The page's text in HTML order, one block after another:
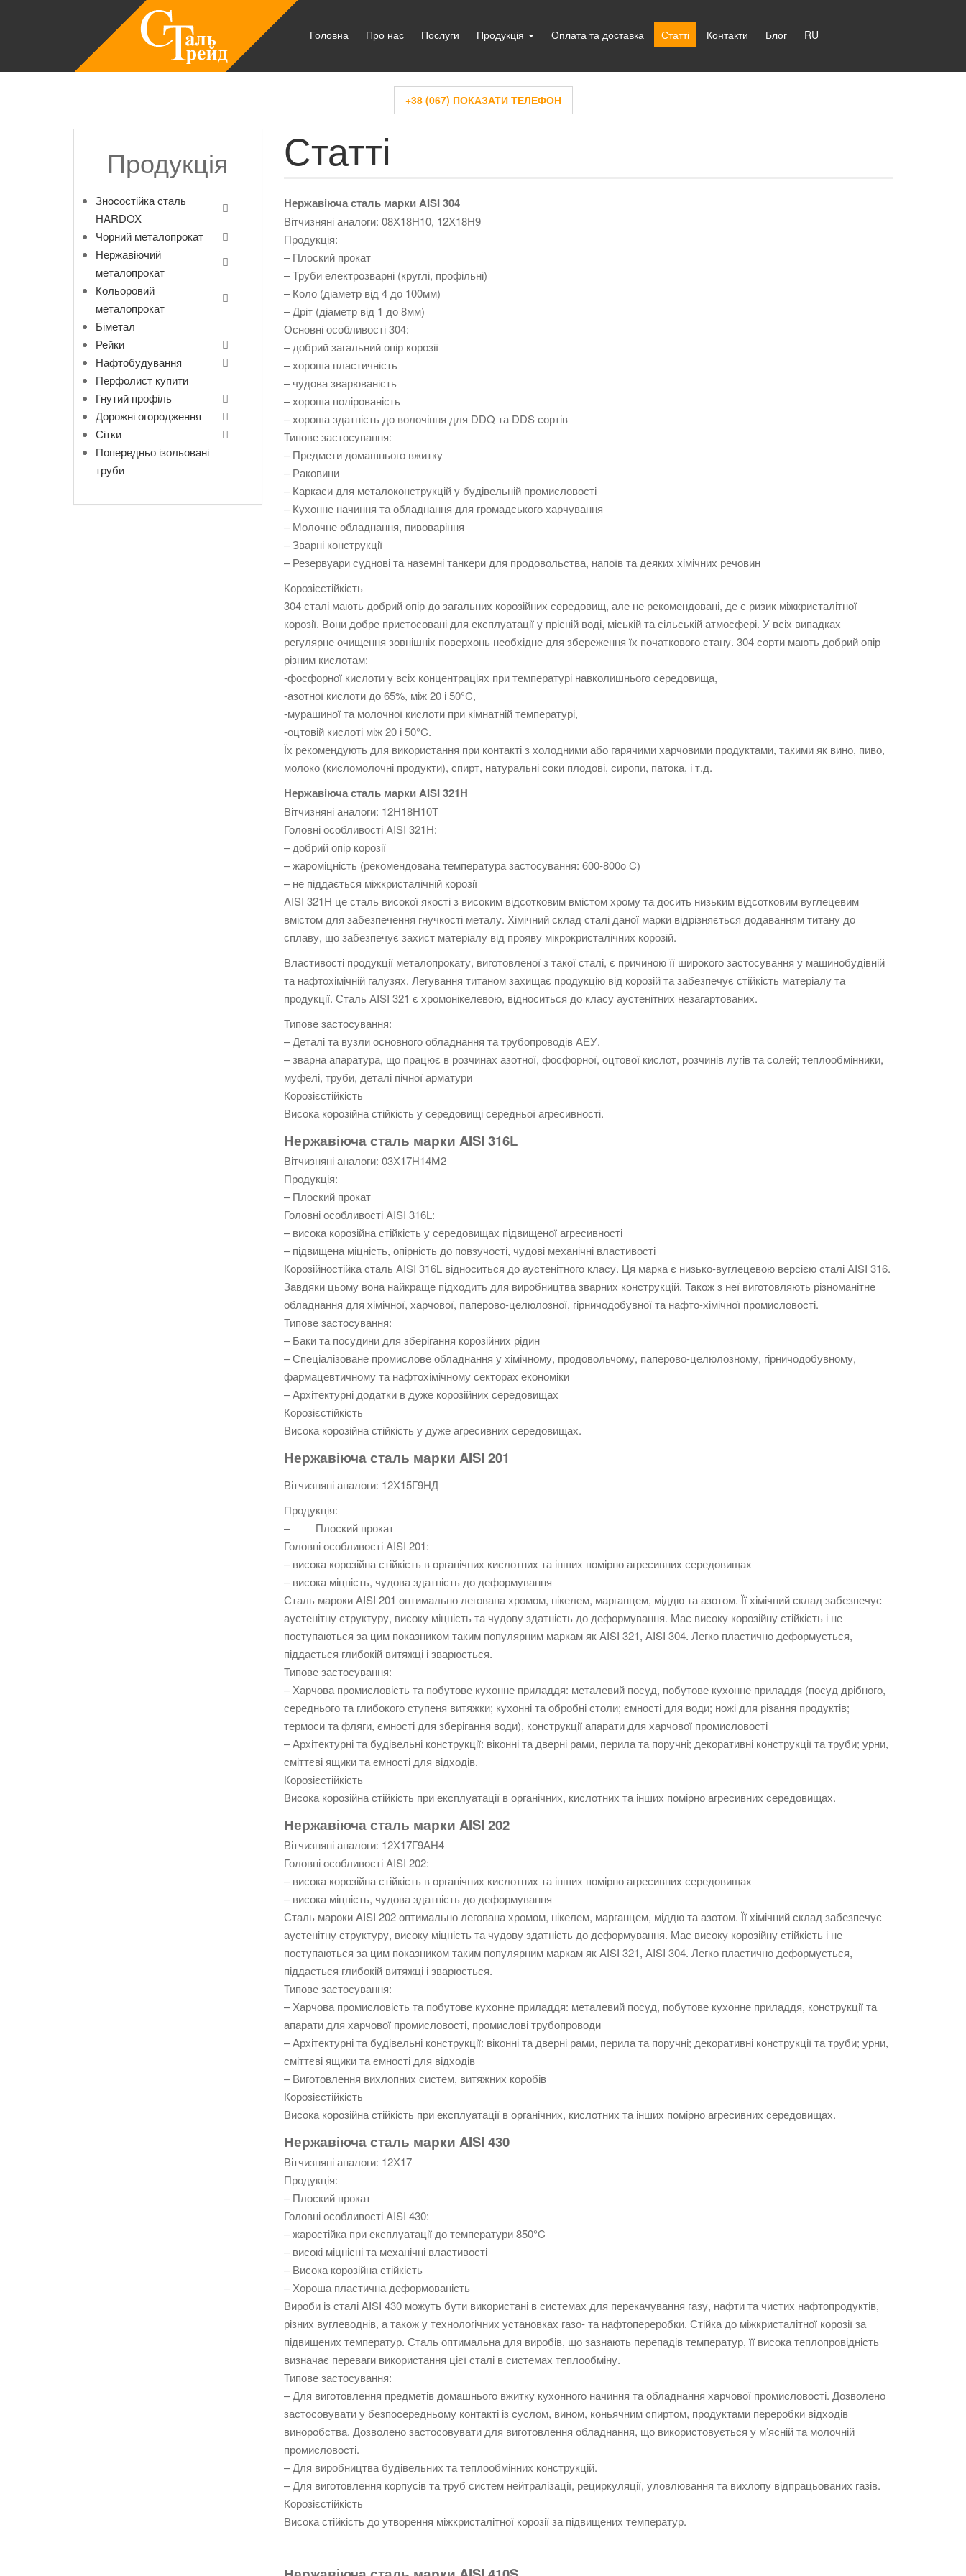
Головна Про нас Послуги Продукція Оплата та доставка Статті Контакти Блог RU
+38 (067) ПОКАЗАТИ ТЕЛЕФОН
Статті
Нержавіюча сталь марки AISI 304
Вітчизняні аналоги: 08Х18Н10, 12Х18Н9
Продукція:
– Плоский прокат
– Труби електрозварні (круглі, профільні)
– Коло (діаметр від 4 до 100мм)
– Дріт (діаметр від 1 до 8мм)
Основні особливості 304:
– добрий загальний опір корозії
– хороша пластичність
– чудова зварюваність
– хороша полірованість
– хороша здатність до волочіння для DDQ та DDS сортів
Типове застосування:
– Предмети домашнього вжитку
– Раковини
– Каркаси для металоконструкцій у будівельній промисловості
– Кухонне начиння та обладнання для громадського харчування
– Молочне обладнання, пивоваріння
– Зварні конструкції
– Резервуари суднові та наземні танкери для продовольства, напоїв та деяких хімічних речовин
Корозієстійкість
304 сталі мають добрий опір до загальних корозійних середовищ, але не рекомендовані, де є ризик міжкристалітної
корозії. Вони добре пристосовані для експлуатації у прісній воді, міській та сільській атмосфері. У всіх випадках
регулярне очищення зовнішніх поверхонь необхідне для збереження їх початкового стану. 304 сорти мають добрий опір
різним кислотам:
-фосфорної кислоти у всіх концентраціях при температурі навколишнього середовища,
-азотної кислоти до 65%, між 20 і 50°C,
-мурашиної та молочної кислоти при кімнатній температурі,
-оцтовій кислоті між 20 і 50°C.
Їх рекомендують для використання при контакті з холодними або гарячими харчовими продуктами, такими як вино, пиво,
молоко (кисломолочні продукти), спирт, натуральні соки плодові, сиропи, патока, і т.д.
Нержавіюча сталь марки AISI 321H
Вітчизняні аналоги: 12H18H10T
Головні особливості AISI 321H:
– добрий опір корозії
– жароміцність (рекомендована температура застосування: 600-800o C)
– не піддається міжкристалічній корозії
AISI 321H це сталь високої якості з високим відсотковим вмістом хрому та досить низьким відсотковим вуглецевим
вмістом для забезпечення гнучкості металу. Хімічний склад сталі даної марки відрізняється додаванням титану до
сплаву, що забезпечує захист матеріалу від прояву мікрокристалічних корозій.
Властивості продукції металопрокату, виготовленої з такої сталі, є причиною її широкого застосування у машинобудівній
та нафтохімічній галузях. Легування титаном захищає продукцію від корозій та забезпечує стійкість матеріалу та
продукції. Сталь AISI 321 є хромонікелевою, відноситься до класу аустенітних незагартованих.
Типове застосування:
– Деталі та вузли основного обладнання та трубопроводів АЕУ.
– зварна апаратура, що працює в розчинах азотної, фосфорної, оцтової кислот, розчинів лугів та солей; теплообмінники,
муфелі, труби, деталі пічної арматури
Корозієстійкість
Висока корозійна стійкість у середовищі середньої агресивності.
Нержавіюча сталь марки AISI 316L
Вітчизняні аналоги: 03Х17Н14М2
Продукція:
– Плоский прокат
Головні особливості AISI 316L:
– висока корозійна стійкість у середовищах підвищеної агресивності
– підвищена міцність, опірність до повзучості, чудові механічні властивості
Корозійностійка сталь AISI 316L відноситься до аустенітного класу. Ця марка є низько-вуглецевою версією сталі AISI 316.
Завдяки цьому вона найкраще підходить для виробництва зварних конструкцій. Також з неї виготовляють різноманітне
обладнання для хімічної, харчової, паперово-целюлозної, гірничодобувної та нафто-хімічної промисловості.
Типове застосування:
– Баки та посудини для зберігання корозійних рідин
– Спеціалізоване промислове обладнання у хімічному, продовольчому, паперово-целюлозному, гірничодобувному,
фармацевтичному та нафтохімічному секторах економіки
– Архітектурні додатки в дуже корозійних середовищах
Корозієстійкість
Висока корозійна стійкість у дуже агресивних середовищах.
Нержавіюча сталь марки AISI 201
Вітчизняні аналоги: 12Х15Г9НД
Продукція:
– Плоский прокат
Головні особливості AISI 201:
– висока корозійна стійкість в органічних кислотних та інших помірно агресивних середовищах
– висока міцність, чудова здатність до деформування
Сталь мароки AISI 201 оптимально легована хромом, нікелем, марганцем, міддю та азотом. Її хімічний склад забезпечує
аустенітну структуру, високу міцність та чудову здатність до деформування. Має високу корозійну стійкість і не
поступаються за цим показником таким популярним маркам як AISI 321, AISI 304. Легко пластично деформується,
піддається глибокій витяжці і зварюється.
Типове застосування:
– Харчова промисловість та побутове кухонне приладдя: металевий посуд, побутове кухонне приладдя (посуд дрібного,
середнього та глибокого ступеня витяжки; кухонні та обробні столи; ємності для води; ножі для різання продуктів;
термоси та фляги, ємності для зберігання води), конструкції апарати для харчової промисловості
– Архітектурні та будівельні конструкції: віконні та дверні рами, перила та поручні; декоративні конструкції та труби; урни,
сміттєві ящики та ємності для відходів.
Корозієстійкість
Висока корозійна стійкість при експлуатації в органічних, кислотних та інших помірно агресивних середовищах.
Нержавіюча сталь марки AISI 202
Вітчизняні аналоги: 12Х17Г9АН4
Головні особливості AISI 202:
– висока корозійна стійкість в органічних кислотних та інших помірно агресивних середовищах
– висока міцність, чудова здатність до деформування
Сталь мароки AISI 202 оптимально легована хромом, нікелем, марганцем, міддю та азотом. Її хімічний склад забезпечує
аустенітну структуру, високу міцність та чудову здатність до деформування. Має високу корозійну стійкість і не
поступаються за цим показником таким популярним маркам як AISI 321, AISI 304. Легко пластично деформується,
піддається глибокій витяжці і зварюється.
Типове застосування:
– Харчова промисловість та побутове кухонне приладдя: металевий посуд, побутове кухонне приладдя, конструкції та
апарати для харчової промисловості, промислові трубопроводи
– Архітектурні та будівельні конструкції: віконні та дверні рами, перила та поручні; декоративні конструкції та труби; урни,
сміттєві ящики та ємності для відходів
– Виготовлення вихлопних систем, витяжних коробів
Корозієстійкість
Висока корозійна стійкість при експлуатації в органічних, кислотних та інших помірно агресивних середовищах.
Нержавіюча сталь марки AISI 430
Вітчизняні аналоги: 12Х17
Продукція:
– Плоский прокат
Головні особливості AISI 430:
– жаростійка при експлуатації до температури 850°C
– високі міцнісні та механічні властивості
– Висока корозійна стійкість
– Хороша пластична деформованість
Вироби із сталі AISI 430 можуть бути використані в системах для перекачування газу, нафти та чистих нафтопродуктів,
різних вуглеводнів, а також у технологічних установках газо- та нафтопереробки. Стійка до міжкристалітної корозії за
підвищених температур. Сталь оптимальна для виробів, що зазнають перепадів температур, її висока теплопровідність
визначає переваги використання цієї сталі в системах теплообміну.
Типове застосування:
– Для виготовлення предметів домашнього вжитку кухонного начиння та обладнання харчової промисловості. Дозволено
застосовувати у безпосередньому контакті із суслом, вином, коньячним спиртом, продуктами переробки відходів
виноробства. Дозволено застосовувати для виготовлення обладнання, що використовується у м’ясній та молочній
промисловості.
– Для виробництва будівельних та теплообмінних конструкцій.
– Для виготовлення корпусів та труб систем нейтралізації, рециркуляції, уловлювання та вихлопу відпрацьованих газів.
Корозієстійкість
Висока стійкість до утворення міжкристалітної корозії за підвищених температур.
Продукція
Зносостійка сталь
HARDOX
Чорний металопрокат
Нержавіючий
металопрокат
Кольоровий
металопрокат
Біметал
Рейки
Нафтобудування
Перфолист купити
Гнутий профіль
Дорожні огородження
Сітки
Попередньо ізольовані
труби